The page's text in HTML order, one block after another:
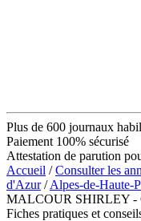
Plus de 600 journaux
Paiement 100% sécurisé
Attestation de parution
Accueil /Consulter les
d'Azur/Alpes-de-Haute-
MALCOUR SHIRLEY -
Fiches pratiques et